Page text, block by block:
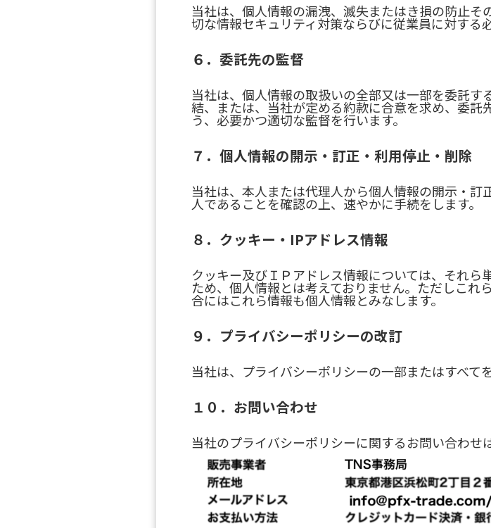
当社は、個人情報の漏洩、滅失またはき損の防止
切な情報セキュリティ対策ならびに従業員に対する
６．委託先の監督
当社は、個人情報の取扱いの全部又は一部を委託
結、または、当社が定める約款に合意を求め、委託
う、必要かつ適切な監督を行います。
７．個人情報の開示・訂正・利用停止・削除
当社は、本人または代理人から個人情報の開示・
人であることを確認の上、速やかに手続をします。
８．クッキー・IPアドレス情報
クッキー及びＩＰアドレス情報については、それ
ため、個人情報とは考えておりません。ただしこれ
合にはこれら情報も個人情報とみなします。
９．プライバシーポリシーの改訂
当社は、プライバシーポリシーの一部またはすべて
１０．お問い合わせ
当社のプライバシーポリシーに関するお問い合わせ